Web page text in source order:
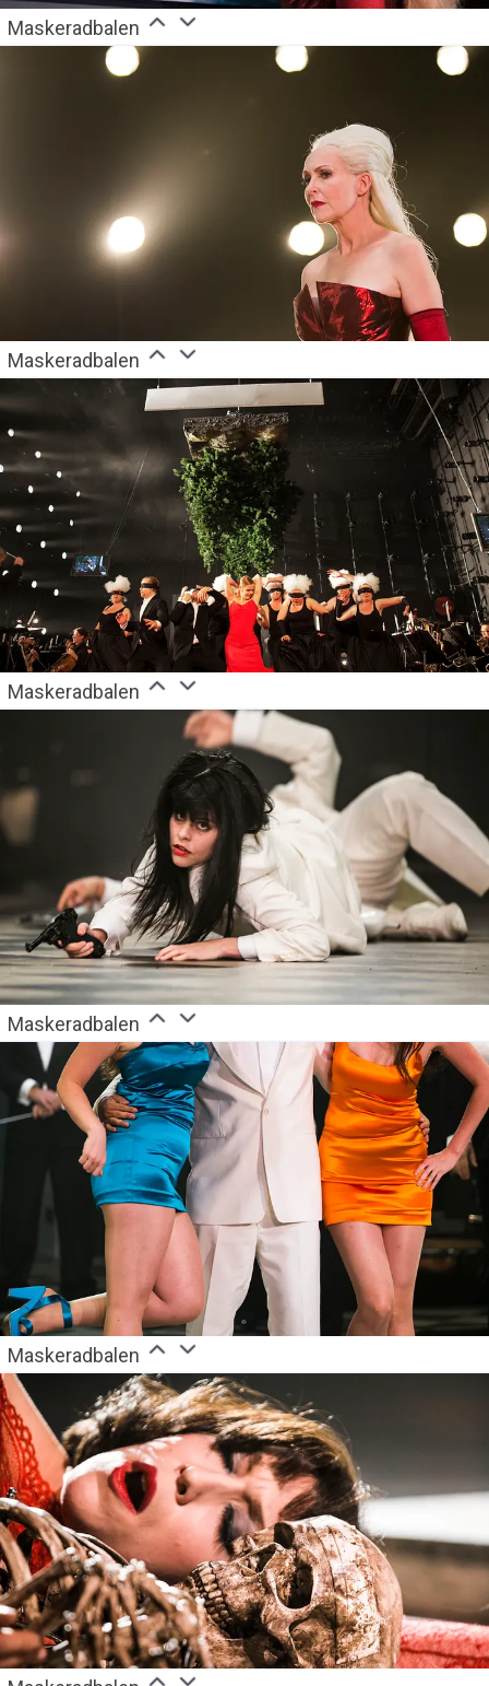
Maskeradbalen
Maskeradbalen
Maskeradbalen
Maskeradbalen
Maskeradbalen